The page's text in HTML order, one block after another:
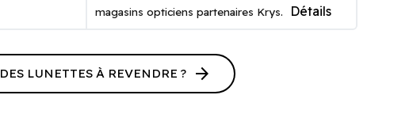
magasins opticiens partenaires Krys.
Détails
DES LUNETTES À REVENDRE ? arrow_forward